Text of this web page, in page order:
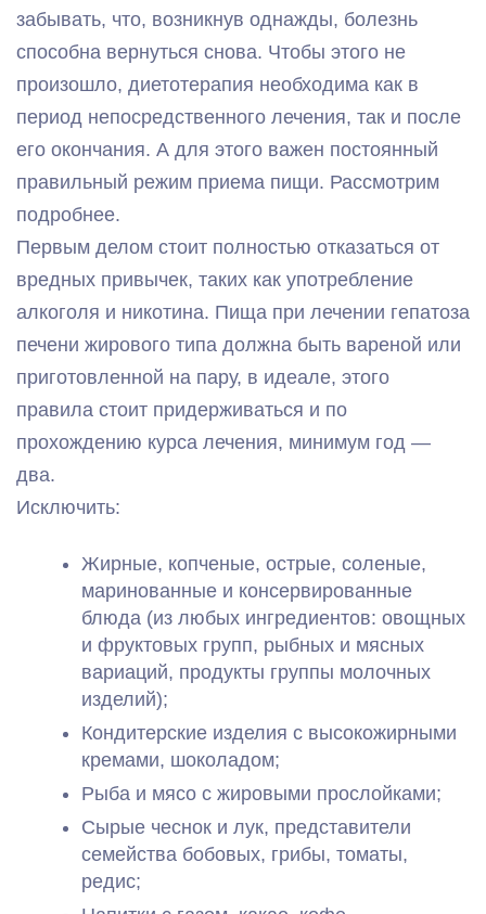
забывать, что, возникнув однажды, болезнь
способна вернуться снова. Чтобы этого не
произошло, диетотерапия необходима как в
период непосредственного лечения, так и после
его окончания. А для этого важен постоянный
правильный режим приема пищи. Рассмотрим
подробнее.
Первым делом стоит полностью отказаться от
вредных привычек, таких как употребление
алкоголя и никотина. Пища при лечении гепатоза
печени жирового типа должна быть вареной или
приготовленной на пару, в идеале, этого
правила стоит придерживаться и по
прохождению курса лечения, минимум год —
два.
Исключить:
Жирные, копченые, острые, соленые,
маринованные и консервированные
блюда (из любых ингредиентов: овощных
и фруктовых групп, рыбных и мясных
вариаций, продукты группы молочных
изделий);
Кондитерские изделия с высокожирными
кремами, шоколадом;
Рыба и мясо с жировыми прослойками;
Сырые чеснок и лук, представители
семейства бобовых, грибы, томаты,
редис;